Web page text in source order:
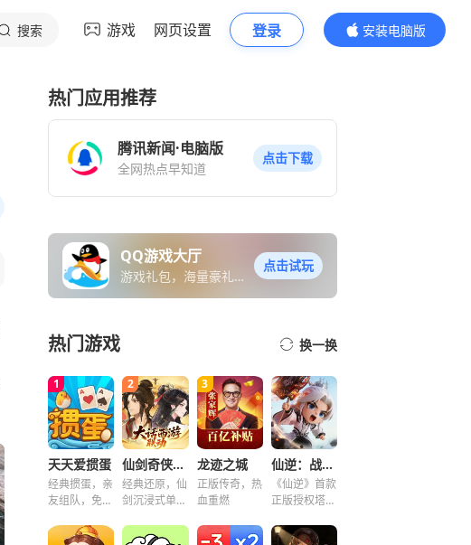
搜索 游戏 网页设置 登录
安装电脑版
内容更精彩
热门应用推荐
腾讯新闻·电脑版
全网热点早知道
点击下载
QQ游戏大厅
游戏礼包，海量豪礼免
点击试玩
热门游戏 换一换
天天爱掼蛋
经典掼蛋，亲
友组队，免费
仙剑奇侠传之新的开始
经典还原，仙
剑沉浸式单机
龙迹之城
正版传奇，热
血重燃
仙逆：战天道
《仙逆》首款
正版授权塔防